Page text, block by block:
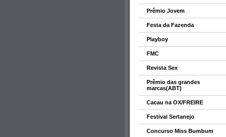
Prêmio Jovem
Festa da Fazenda
Playboy
FMC
Revista Sex
Prêmio das grandes
marcas(ABT)
Cacau na OX/FREIRE
Festival Sertanejo
Concurso Miss Bumbum